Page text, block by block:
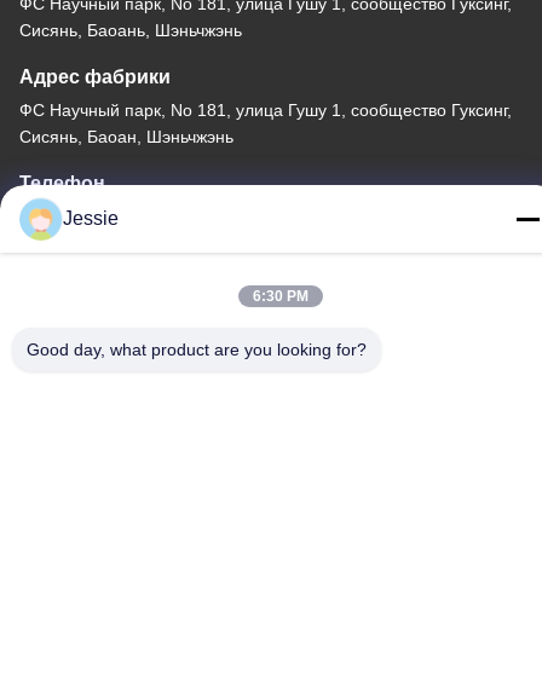
ФС Научный парк, No 181, улица Гушу 1, сообщество Гуксинг,
Сисянь, Баоань, Шэньчжэнь
Адрес фабрики
ФС Научный парк, No 181, улица Гушу 1, сообщество Гуксинг,
Сисянь, Баоан, Шэньчжэнь
Телефон
86-0755-22300563
Китай Хорошее качество профиль приведенный алюминия
Jessie
6:30 PM
Good day, what product are you looking for?